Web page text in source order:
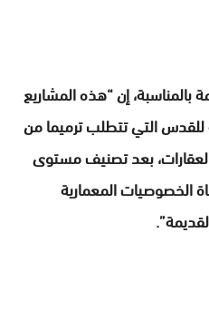
إن “هذه المشاريع
للقدس التي تتطلب ترميما من
بعد تصنيف مستوى
الخصوصيات المعمارية